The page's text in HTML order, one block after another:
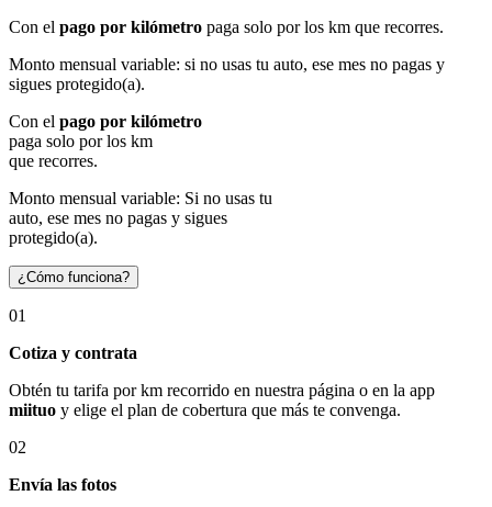
Con el pago por kilómetro paga solo por los km que recorres.
Monto mensual variable: si no usas tu auto, ese mes no pagas y
sigues protegido(a).
Con el pago por kilómetro
paga solo por los km
que recorres.
Monto mensual variable: Si no usas tu
auto, ese mes no pagas y sigues
protegido(a).
¿Cómo funciona?
01
Cotiza y contrata
Obtén tu tarifa por km recorrido en nuestra página o en la app
miituo y elige el plan de cobertura que más te convenga.
02
Envía las fotos